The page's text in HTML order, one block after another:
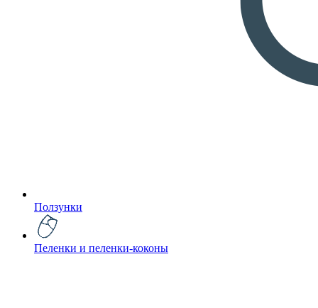
Ползунки
Пеленки и пеленки-коконы